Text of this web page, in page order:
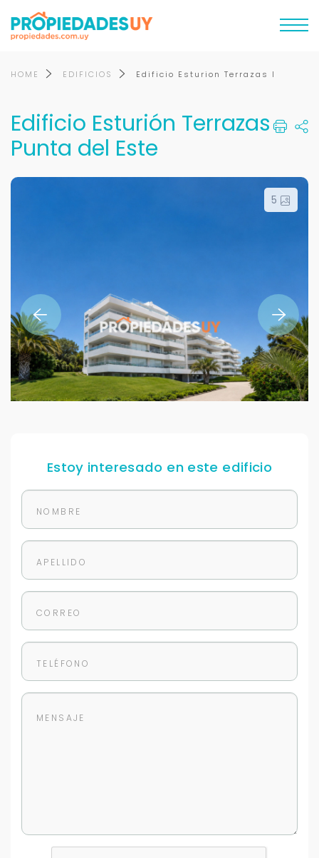
HOME EDIFICIOS Edificio Esturion Terrazas I
Edificio Esturión Terrazas
Punta del Este
5
Estoy interesado en este edificio